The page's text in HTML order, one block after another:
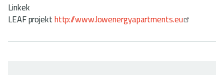
Linkek
LEAF projekt http://www.lowenergyapartments.eu